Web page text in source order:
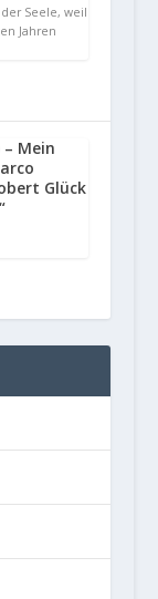
Seele, weil
Jahren
– Mein
Glück